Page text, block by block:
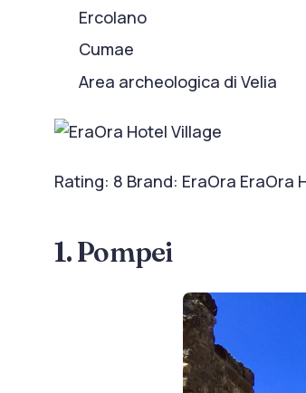
Ercolano
Cumae
Area archeologica di Velia
Rating: 8 Brand: EraOra EraOra
1. Pompei